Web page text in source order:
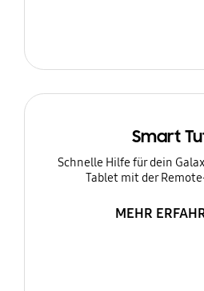
Smart
Schnelle Hilfe für dein
Tablet mit der
MEHR